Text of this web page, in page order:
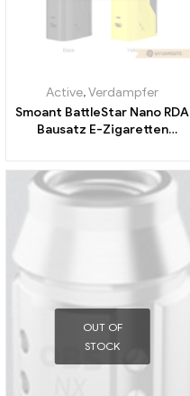
Active,Verdampfer
Smoant BattleStar Nano RDA
Bausatz E-Zigaretten
OUT OF
STOCK